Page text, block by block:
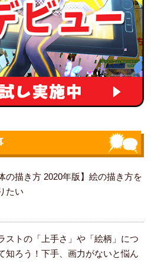
体の描き方 2020年版】絵の描き方を
たい
ストの「上手さ」や「絵柄」につ
知ろう！下手、画力がないと悩ん